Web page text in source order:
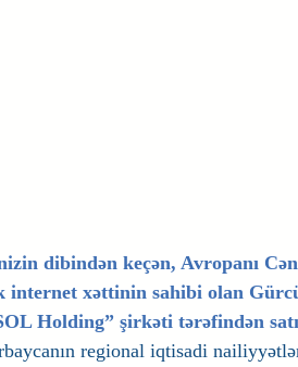
dibindən keçən, Avropanı
xəttinin sahibi olan
Holding” şirkəti tərəfindən
regional iqtisadi